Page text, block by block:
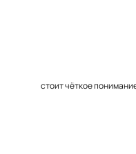
стоит чёткое